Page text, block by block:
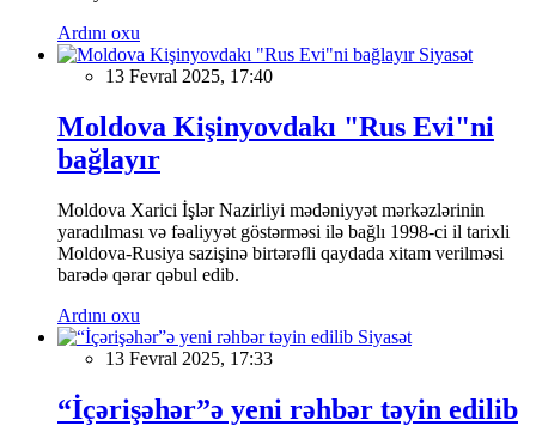
Ardını oxu
Siyasət
13 Fevral 2025, 17:40
Moldova Kişinyovdakı "Rus Evi"ni
bağlayır
Moldova Xarici İşlər Nazirliyi mədəniyyət mərkəzlərinin
yaradılması və fəaliyyət göstərməsi ilə bağlı 1998-ci il tarixli
Moldova-Rusiya sazişinə birtərəfli qaydada xitam verilməsi
barədə qərar qəbul edib.
Ardını oxu
Siyasət
13 Fevral 2025, 17:33
“İçərişəhər”ə yeni rəhbər təyin edilib